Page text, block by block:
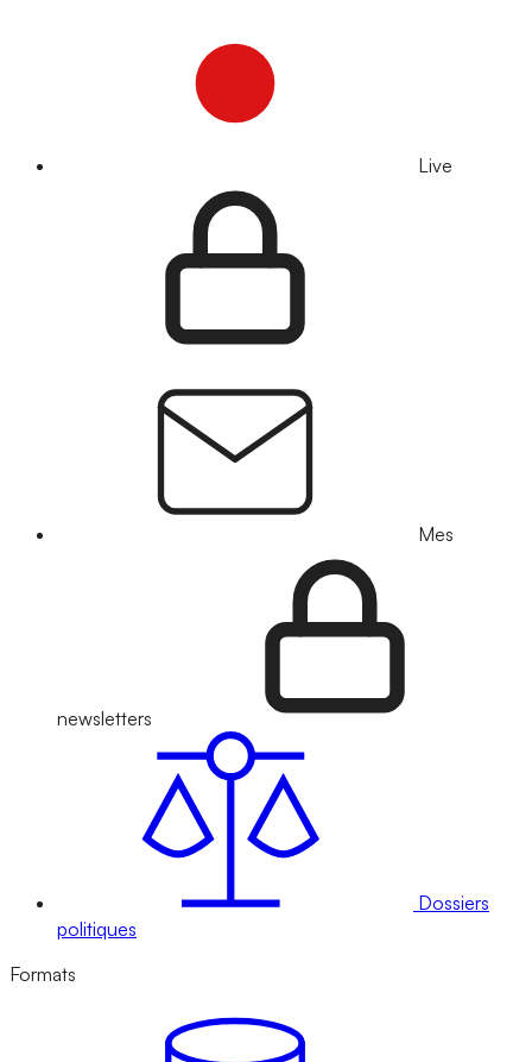
Live
Mes
newsletters
Dossiers
politiques
Formats